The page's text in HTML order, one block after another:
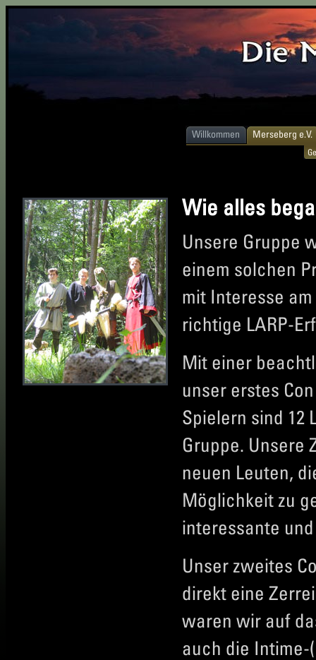
Willkommen Merseberg e.V.
Wie alles
Unsere Gruppe
einem solchen
mit Interesse
richtige LARP-
Mit einer
unser erstes
Spielern sind 12
Gruppe. Unsere
neuen Leuten,
Möglichkeit zu
interessante
Unser zweites
direkt eine
waren wir auf
auch die Intime-